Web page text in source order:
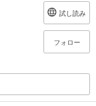
試し読み
フォロー